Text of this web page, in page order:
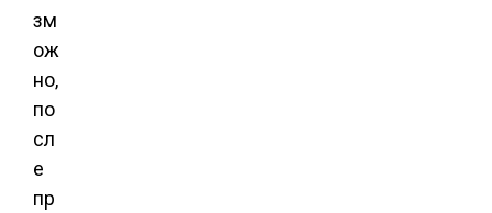
зм
ож
но,
по
сл
е
пр